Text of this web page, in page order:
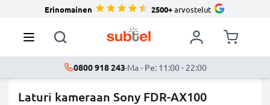
Erinomainen 2500+arvostelut
0800 918 243·Ma - Pe: 11:00 - 22:00
Laturi kameraan Sony FDR-AX100